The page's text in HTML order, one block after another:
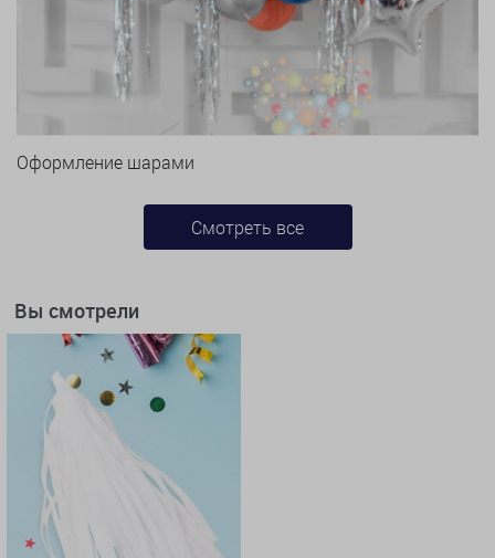
Оформление шарами
Смотреть все
Вы смотрели